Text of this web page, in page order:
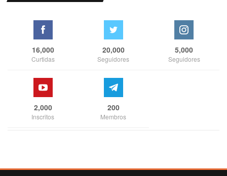
16,000
Curtidas
20,000
Seguidores
5,000
Seguidores
2,000
Inscritos
200
Membros